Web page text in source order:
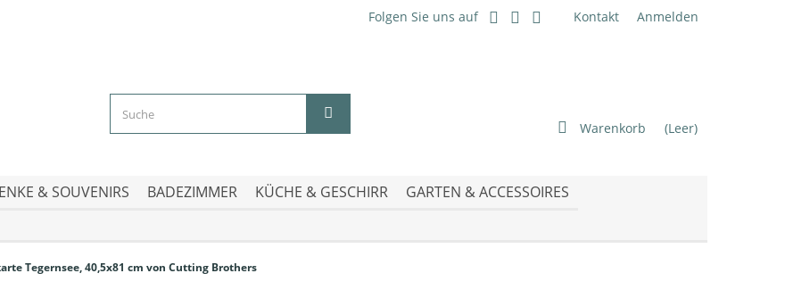
Anmelden
Kontakt
Folgen Sie uns auf
Warenkorb (Leer)
& SOUVENIRS BADEZIMMER KÜCHE & GESCHIRR
GARTEN & ACCESSOIRES
Tegernsee, 40,5x81 cm von Cutting Brothers